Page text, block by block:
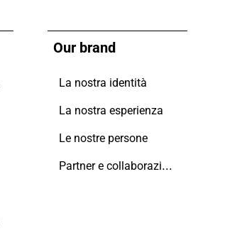
Our brand
La nostra identità
La nostra esperienza
Le nostre persone
Partner e collaborazioni